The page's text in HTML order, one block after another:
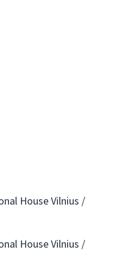
House Vilnius /
House Vilnius /